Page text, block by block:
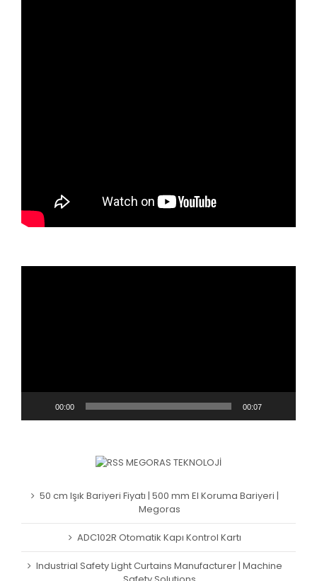
00:00 00:07
MEGORAS TEKNOLOJI
50 cm Işık Bariyeri Fiyatı | 500 mm El Koruma Bariyeri |
Megoras
ADC102R Otomatik Kapı Kontrol Kartı
Industrial Safety Light Curtains Manufacturer | Machine